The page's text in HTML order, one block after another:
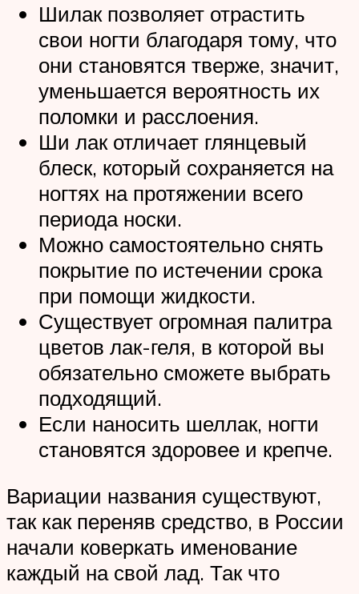
Шилак позволяет отрастить
свои ногти благодаря тому, что
они становятся тверже, значит,
уменьшается вероятность их
поломки и расслоения.
Ши лак отличает глянцевый
блеск, который сохраняется на
ногтях на протяжении всего
периода носки.
Можно самостоятельно снять
покрытие по истечении срока
при помощи жидкости.
Существует огромная палитра
цветов лак-геля, в которой вы
обязательно сможете выбрать
подходящий.
Если наносить шеллак, ногти
становятся здоровее и крепче.
Вариации названия существуют,
так как переняв средство, в России
начали коверкать именование
каждый на свой лад. Так что